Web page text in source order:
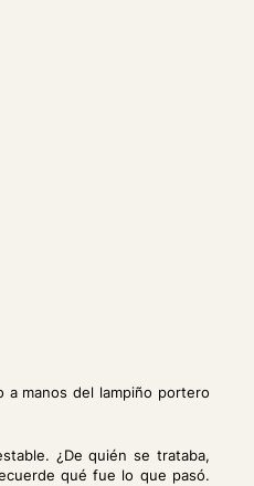
a manos del lampiño portero
¿De quién se trataba,
qué fue lo que pasó.